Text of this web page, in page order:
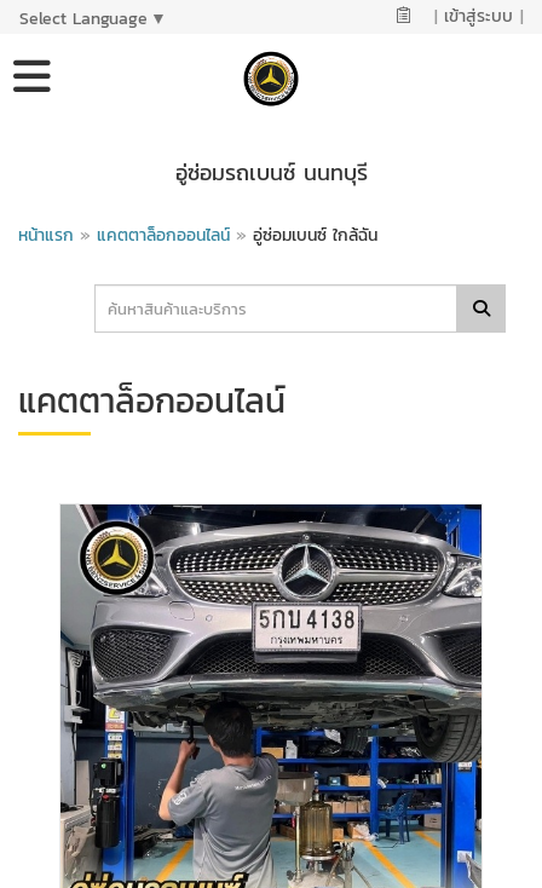
Select Language ▼ | เข้าสู่ระบบ |
อู่ซ่อมรถเบนซ์ นนทบุรี
หน้าแรก » แคตตาล็อกออนไลน์ » อู่ซ่อมเบนซ์ ใกล้ฉัน
แคตตาล็อกออนไลน์